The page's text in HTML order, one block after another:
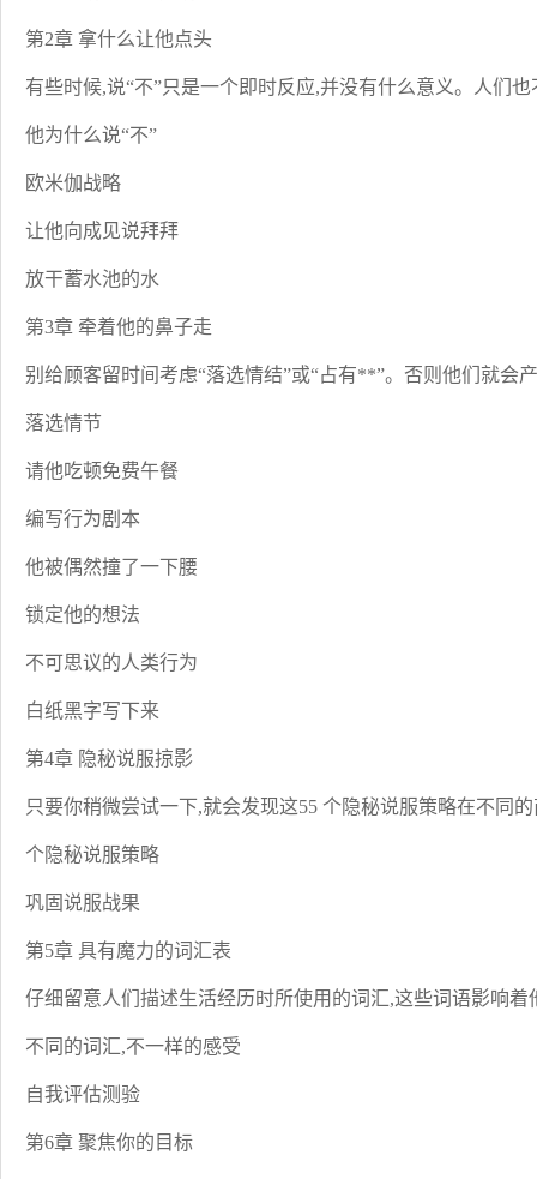
第2章 拿什么让他点头
有些时候,说“不”只是一个即时反应,并没有什么意义。人们
他为什么说“不”
欧米伽战略
让他向成见说拜拜
放干蓄水池的水
第3章 牵着他的鼻子走
别给顾客留时间考虑“落选情结”或“占有**”。否则他们就会
落选情节
请他吃顿免费午餐
编写行为剧本
他被偶然撞了一下腰
锁定他的想法
不可思议的人类行为
白纸黑字写下来
第4章 隐秘说服掠影
只要你稍微尝试一下,就会发现这55 个隐秘说服策略在不同
个隐秘说服策略
巩固说服战果
第5章 具有魔力的词汇表
仔细留意人们描述生活经历时所使用的词汇,这些词语影响
不同的词汇,不一样的感受
自我评估测验
第6章 聚焦你的目标